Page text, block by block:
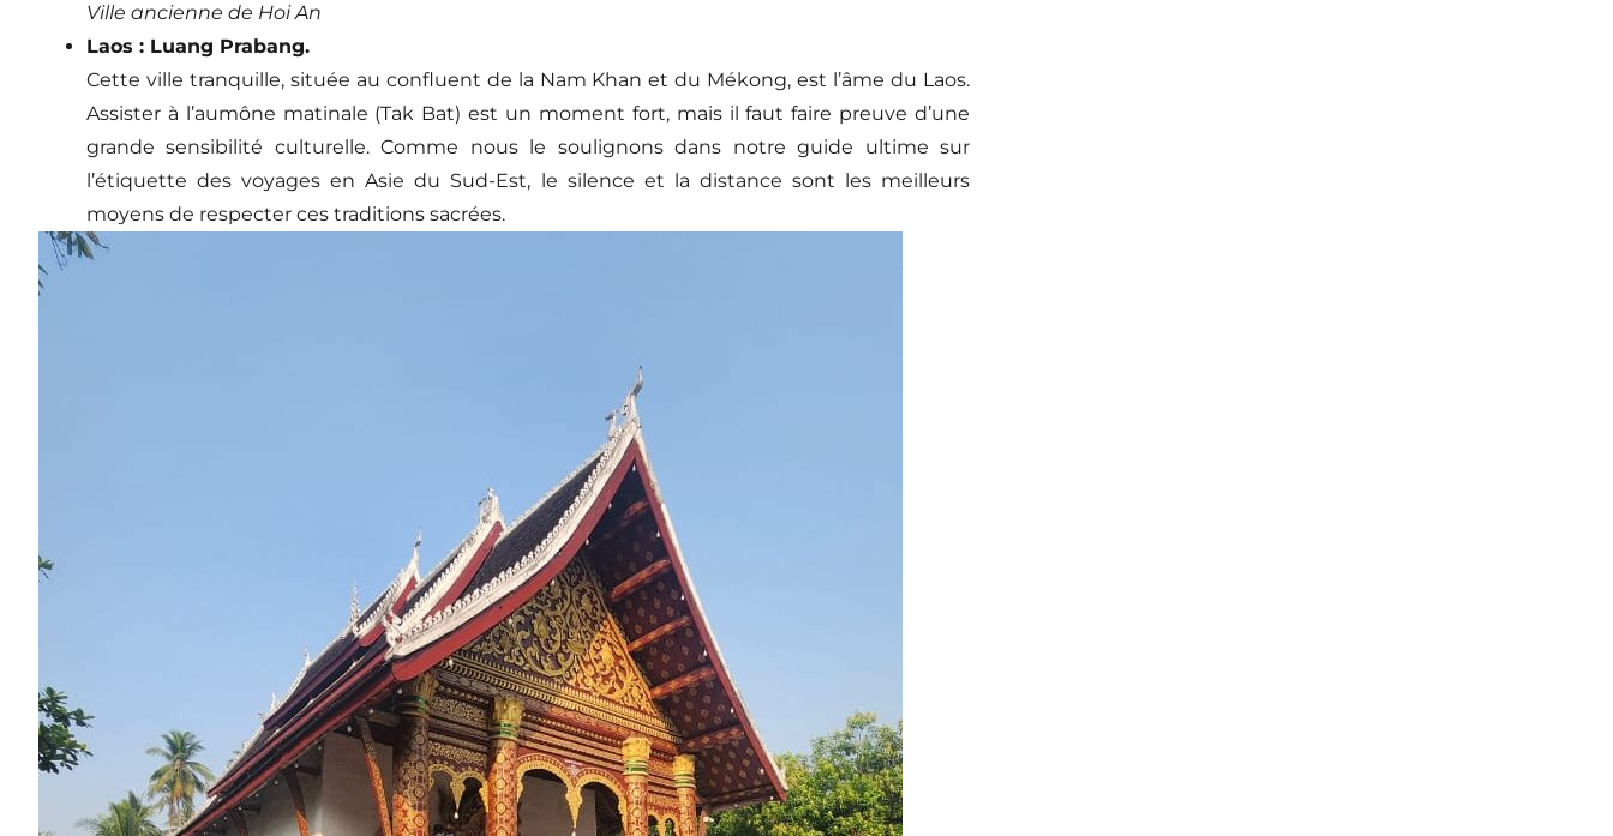
Ville ancienne de Hoi An
Laos : Luang Prabang.
Cette ville tranquille, située au confluent de la Nam Khan et du Mékong, est l’âme du Laos.
Assister à l’aumône matinale (Tak Bat) est un moment fort, mais il faut faire preuve d’une
grande sensibilité culturelle. Comme nous le soulignons dans notre guide ultime sur
l’étiquette des voyages en Asie du Sud-Est, le silence et la distance sont les meilleurs
moyens de respecter ces traditions sacrées.